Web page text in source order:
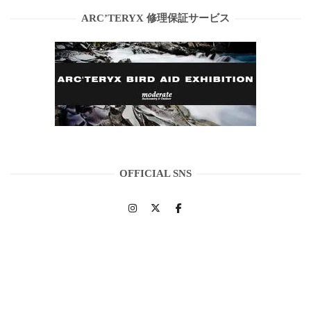
ARC’TERYX 修理保証サービス
OFFICIAL SNS